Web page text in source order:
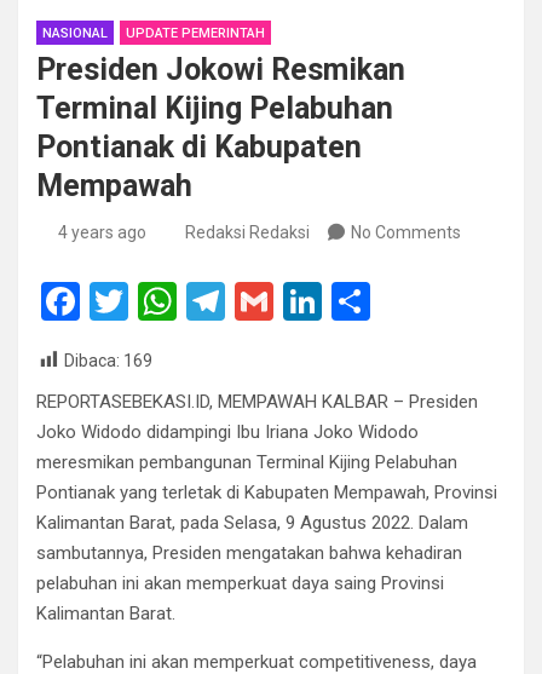
NASIONAL UPDATE PEMERINTAH
Presiden Jokowi Resmikan
Terminal Kijing Pelabuhan
Pontianak di Kabupaten
Mempawah
4 years ago Redaksi Redaksi No Comments
F
ce
b
o
o
k
T
tt
er
W
s
A
p
p
T
gr
a
m
G
Li
dI
n
e
Dibaca: 169
REPORTASEBEKASI.ID, MEMPAWAH KALBAR – Presiden
Joko Widodo didampingi Ibu Iriana Joko Widodo
meresmikan pembangunan Terminal Kijing Pelabuhan
Pontianak yang terletak di Kabupaten Mempawah, Provinsi
Kalimantan Barat, pada Selasa, 9 Agustus 2022. Dalam
sambutannya, Presiden mengatakan bahwa kehadiran
pelabuhan ini akan memperkuat daya saing Provinsi
Kalimantan Barat.
“Pelabuhan ini akan memperkuat competitiveness, daya